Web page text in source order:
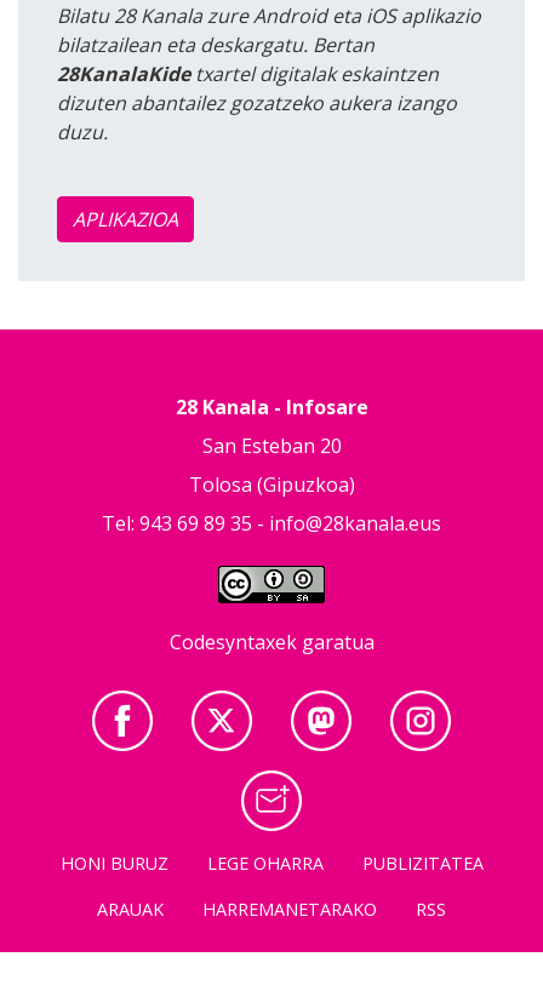
Bilatu 28 Kanala zure Android eta iOS aplikazio
bilatzailean eta deskargatu. Bertan
28KanalaKidetxartel digitalak eskaintzen
dizuten abantailez gozatzeko aukera izango
duzu.
APLIKAZIOA
28 Kanala - Infosare
San Esteban 20
Tolosa (Gipuzkoa)
Tel: 943 69 89 35 - info@28kanala.eus
Codesyntaxek garatua
HONI BURUZ LEGE OHARRA
PUBLIZITATEA
ARAUAK
HARREMANETARAKO RSS